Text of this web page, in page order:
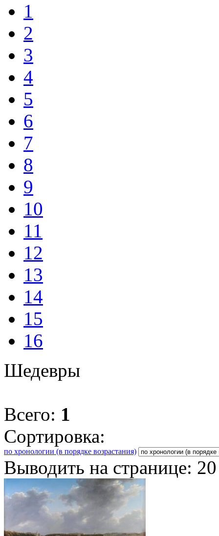
1
2
3
4
5
6
7
8
9
10
11
12
13
14
15
16
Шедевры
Всего: 1
Сортировка:
по хронологии (в порядке возрастания)
Выводить на странице: 20